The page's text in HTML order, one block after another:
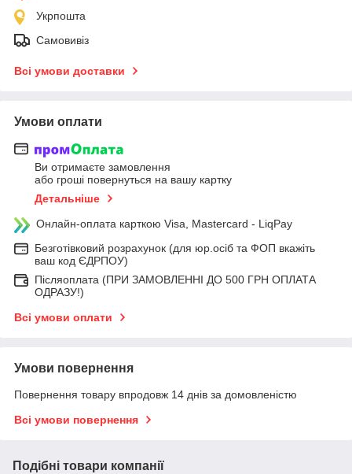
Укрпошта
Самовивіз
Всі умови доставки
Умови оплати
Ви отримаєте замовлення
або гроші повернуться на вашу картку
Детальніше
Онлайн-оплата карткою Visa, Mastercard - LiqPay
Безготівковий розрахунок (для юр.осіб та ФОП вкажіть
ваш код ЄДРПОУ)
Післяоплата (ПРИ ЗАМОВЛЕННІ ДО 500 ГРН ОПЛАТА
ОДРАЗУ!)
Всі умови оплати
Умови повернення
Повернення товару впродовж 14 днів за домовленістю
Всі умови повернення
Подібні товари компанії